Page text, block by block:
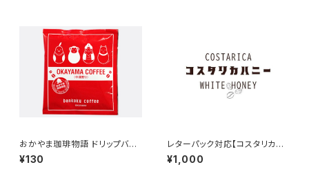
おかやま珈琲物語 ドリップバッ
グ珈琲【中深煎り(赤)】
¥130
レターパック対応【コスタリカ
ホワイトハニー】200g入り
¥1,000